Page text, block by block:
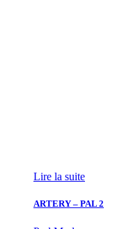
Lire la suite
ARTERY – PAL 2